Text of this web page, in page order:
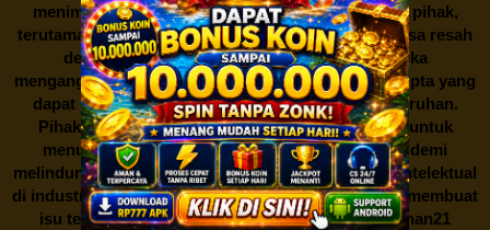
menimbulkan kontroversi di industri film. Banyak pihak,
terutama produsen film dan pemilik hak cipta, merasa resah
dengan maraknya situs-situs seperti ini. Mereka
menganggapnya sebagai bentuk pelanggaran hak cipta yang
dapat merugikan industri perfilman secara keseluruhan.
Pihak berwenang pun turut terlibat dalam upaya untuk
menutup situs-situs ilegal semacam Rebahan21 demi
melindungi keberlangsungan bisnis dan kekayaan intelektual
di industri hiburan. Konflik kepentingan inilah yang membuat
isu tentang menonton film secara gratis diRebahan21